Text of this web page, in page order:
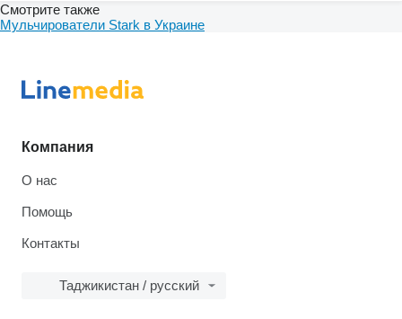
Смотрите также
Мульчирователи Stark в Украине
Компания
О нас
Помощь
Контакты
Таджикистан / русский